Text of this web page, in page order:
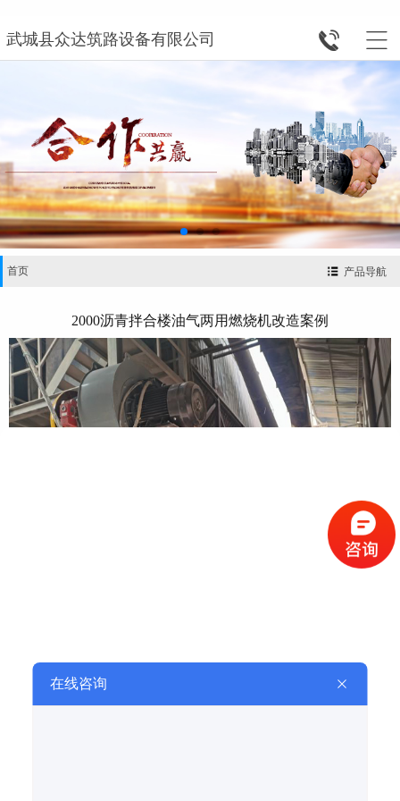
武城县众达筑路设备有限公司 

产品导航
首页
2000沥青拌合楼油气两用燃烧机改造案例
3000燃气燃烧机改造案例
下一篇：4000型燃油燃烧机改造案例